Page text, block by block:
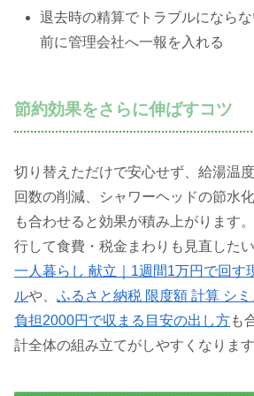
退去時の精算でトラブルになら
前に管理会社へ一報を入れる
節約効果をさらに伸ばすコツ
切り替えただけで安心せず、給湯温
回数の削減、シャワーヘッドの節水
も合わせると効果が積み上がります
行して食費・税金まわりも見直したい
一人暮らし 献立｜1週間1万円で回す
ルや、 ふるさと納税 限度額 計算 シ
負担2000円で収まる目安の出し方も
計全体の組み立てがしやすくなります